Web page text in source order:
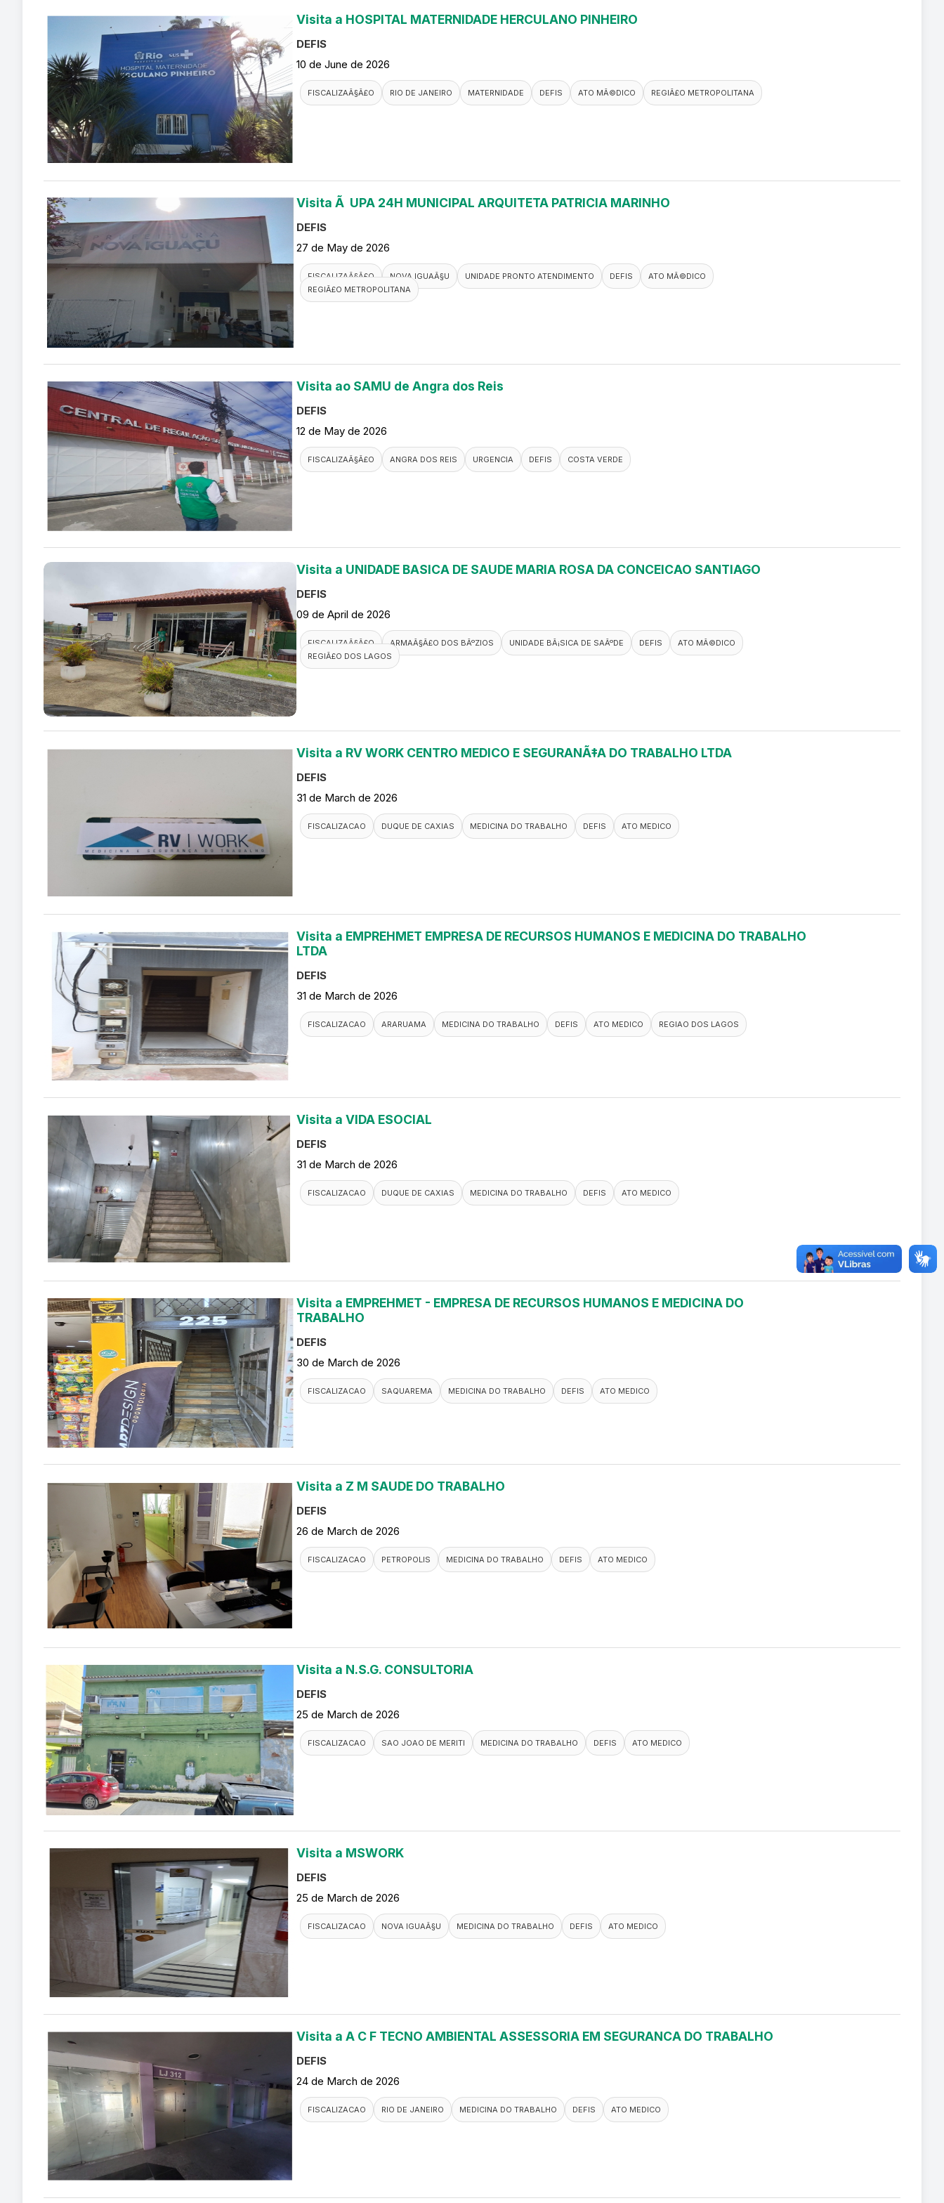
Visita a HOSPITAL MATERNIDADE HERCULANO PINHEIRO
DEFIS
10 de June de 2026
FISCALIZAÃ§Ã£O RIO DE JANEIRO MATERNIDADE DEFIS ATO MÃ©DICO REGIÃ£O METROPOLITANA
Visita Ã UPA 24H MUNICIPAL ARQUITETA PATRICIA MARINHO
DEFIS
27 de May de 2026
FISCALIZAÃ§Ã£O NOVA IGUAÃ§U UNIDADE PRONTO ATENDIMENTO DEFIS
ATO MÃ©DICO
REGIÃ£O METROPOLITANA
Visita ao SAMU de Angra dos Reis
DEFIS
12 de May de 2026
FISCALIZAÃ§Ã£O ANGRA DOS REIS URGENCIA DEFIS COSTA VERDE
Visita a UNIDADE BASICA DE SAUDE MARIA ROSA DA CONCEICAO SANTIAGO
DEFIS
09 de April de 2026
FISCALIZAÃ§Ã£O ARMAÃ§Ã£O DOS BÃºZIOS UNIDADE BÃ¡SICA DE SAÃºDE DEFIS
ATO MÃ©DICO
REGIÃ£O DOS LAGOS
Visita a RV WORK CENTRO MEDICO E SEGURANÃ‡A DO TRABALHO LTDA
DEFIS
31 de March de 2026
FISCALIZACAO DUQUE DE CAXIAS MEDICINA DO TRABALHO DEFIS ATO MEDICO
Visita a EMPREHMET EMPRESA DE RECURSOS HUMANOS E MEDICINA DO TRABALHO
LTDA
DEFIS
31 de March de 2026
FISCALIZACAO ARARUAMA MEDICINA DO TRABALHO DEFIS ATO MEDICO REGIAO DOS LAGOS
Visita a VIDA ESOCIAL
DEFIS
31 de March de 2026
FISCALIZACAO DUQUE DE CAXIAS MEDICINA DO TRABALHO DEFIS ATO MEDICO
Visita a EMPREHMET - EMPRESA DE RECURSOS HUMANOS E MEDICINA DO
TRABALHO
DEFIS
30 de March de 2026
FISCALIZACAO SAQUAREMA MEDICINA DO TRABALHO DEFIS ATO MEDICO
Visita a Z M SAUDE DO TRABALHO
DEFIS
26 de March de 2026
FISCALIZACAO PETROPOLIS MEDICINA DO TRABALHO DEFIS ATO MEDICO
Visita a N.S.G. CONSULTORIA
DEFIS
25 de March de 2026
FISCALIZACAO SAO JOAO DE MERITI MEDICINA DO TRABALHO DEFIS ATO MEDICO
Visita a MSWORK
DEFIS
25 de March de 2026
FISCALIZACAO NOVA IGUAÃ§U MEDICINA DO TRABALHO DEFIS ATO MEDICO
Visita a A C F TECNO AMBIENTAL ASSESSORIA EM SEGURANCA DO TRABALHO
DEFIS
24 de March de 2026
FISCALIZACAO RIO DE JANEIRO MEDICINA DO TRABALHO DEFIS ATO MEDICO